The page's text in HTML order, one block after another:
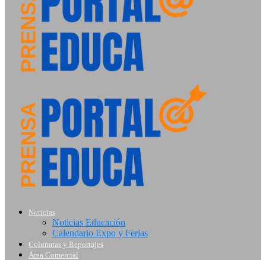
Noticias
Noticias Educación
Calendario Expo y Ferias
Columnas y Reportajes
Área Comercial